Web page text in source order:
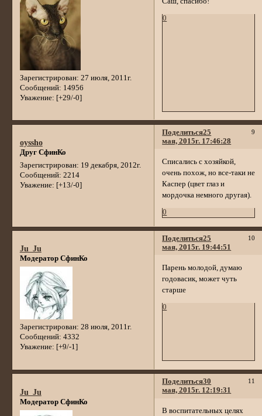
Зарегистрирован: 27 июля, 2011г.
Сообщений: 14956
Уважение: [+29/-0]
0
Поделиться 9
25
мая, 2015г. 17:46:28
oyssho
Друг СфинКо
Зарегистрирован: 19 декабря, 2012г.
Сообщений: 2214
Уважение: [+13/-0]
Списались с хозяйкой,
очень похож, но все-таки не
Каспер (цвет глаз и
мордочка немного другая).
0
Поделиться 10
25
мая, 2015г. 19:44:51
Ju_Ju
Модератор СфинКо
Зарегистрирован: 28 июля, 2011г.
Сообщений: 4332
Уважение: [+9/-1]
Парень молодой, думаю
годовасик, может чуть
старше
0
Поделиться 11
30
мая, 2015г. 12:19:31
Ju_Ju
Модератор СфинКо
В воспитательных целях